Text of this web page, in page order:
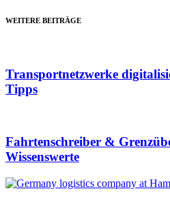
WEITERE BEITRÄGE
Transportnetzwerke
Tipps
Fahrtenschreiber &
Wissenswerte